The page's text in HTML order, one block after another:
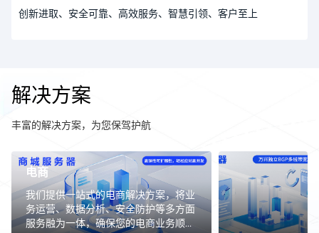
创新进取、安全可靠、高效服务、智慧引领、客户至上
解决方案
丰富的解决方案，为您保驾护航
电商
我们提供一站式的电商解决方案，将业
务运营、数据分析、安全防护等多方面
服务融为一体，确保您的电商业务顺畅